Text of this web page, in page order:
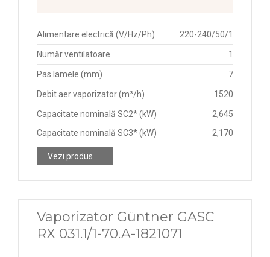
Alimentare electrică (V/Hz/Ph) 220-240/50/1
Număr ventilatoare 1
Pas lamele (mm) 7
Debit aer vaporizator (m³/h) 1520
Capacitate nominală SC2* (kW)
2,645
Capacitate nominală SC3* (kW)
2,170
Vezi produs
Vaporizator Güntner GASC
RX 031.1/1-70.A-1821071